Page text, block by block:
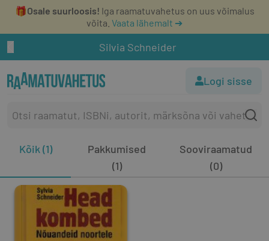
🎁Osale suurloosis! Iga raamatuvahetus on uus võimalus
võita. Vaata lähemalt ➔
Silvia Schneider
Logi sisse
Kõik (1)
Pakkumised
(1)
Sooviraamatud
(0)